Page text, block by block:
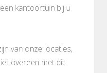
kantoortuin bij u
van onze locaties,
overeen met dit